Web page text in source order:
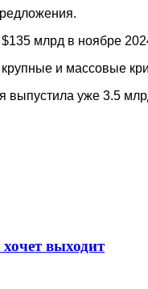
млрд в ноябре
и массовые
выпустила уже 3.5
выходит